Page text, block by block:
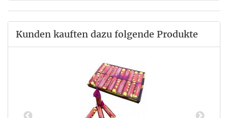
Kunden kauften dazu folgende Produkte